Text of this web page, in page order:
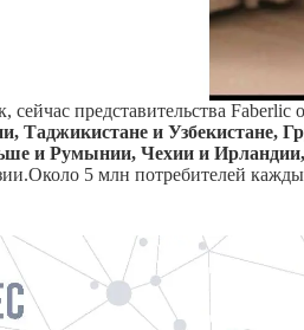
представительства Faberlic
Таджикистане и Узбекистане,
и Румынии, Чехии и
5 млн потребителей